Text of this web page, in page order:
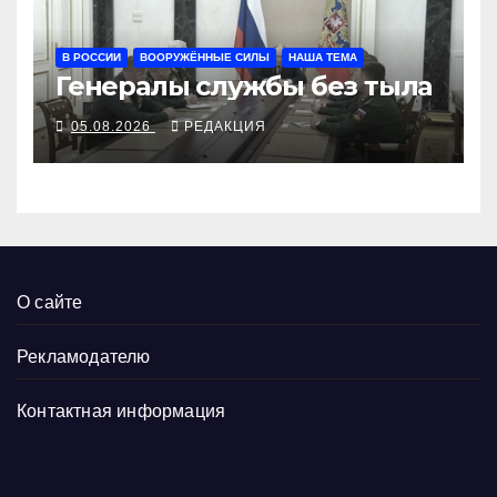
В РОССИИ ВООРУЖЁННЫЕ СИЛЫ НАША ТЕМА
Генералы службы без тыла
05.08.2026 РЕДАКЦИЯ
О сайте
Рекламодателю
Контактная информация